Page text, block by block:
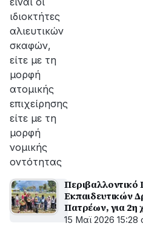
ιδιοκτήτες
αλιευτικών
σκαφών,
είτε με τη
μορφή
ατομικής
επιχείρησης
είτε με τη
μορφή
νομικής
οντότητας
Εκπαιδευτικών
Πατρέων, για 2η
15 Μαϊ 2026 15:28